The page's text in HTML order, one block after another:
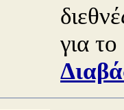
για